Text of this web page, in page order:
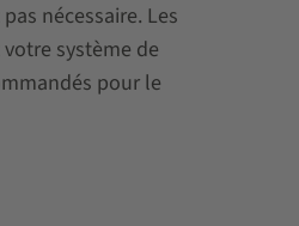
nécessaire. Les
système de
pour le